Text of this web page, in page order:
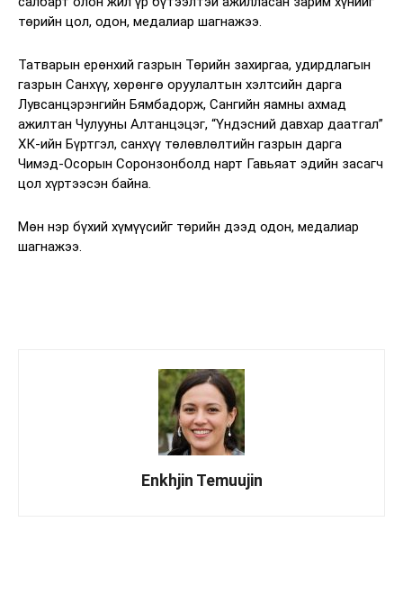
төрийн цол, одон, медалиар шагнажээ.
Татварын ерөнхий газрын Төрийн захиргаа, удирдлагын
газрын Санхүү, хөрөнгө оруулалтын хэлтсийн дарга
Лувсанцэрэнгийн Бямбадорж, Сангийн яамны ахмад
ажилтан Чулууны Алтанцэцэг, “Үндэсний давхар даатгал”
ХК-ийн Бүртгэл, санхүү төлөвлөлтийн газрын дарга
Чимэд-Осорын Соронзонболд нарт Гавьяат эдийн засагч
цол хүртээсэн байна.
Мөн нэр бүхий хүмүүсийг төрийн дээд одон, медалиар
шагнажээ.
Enkhjin Temuujin